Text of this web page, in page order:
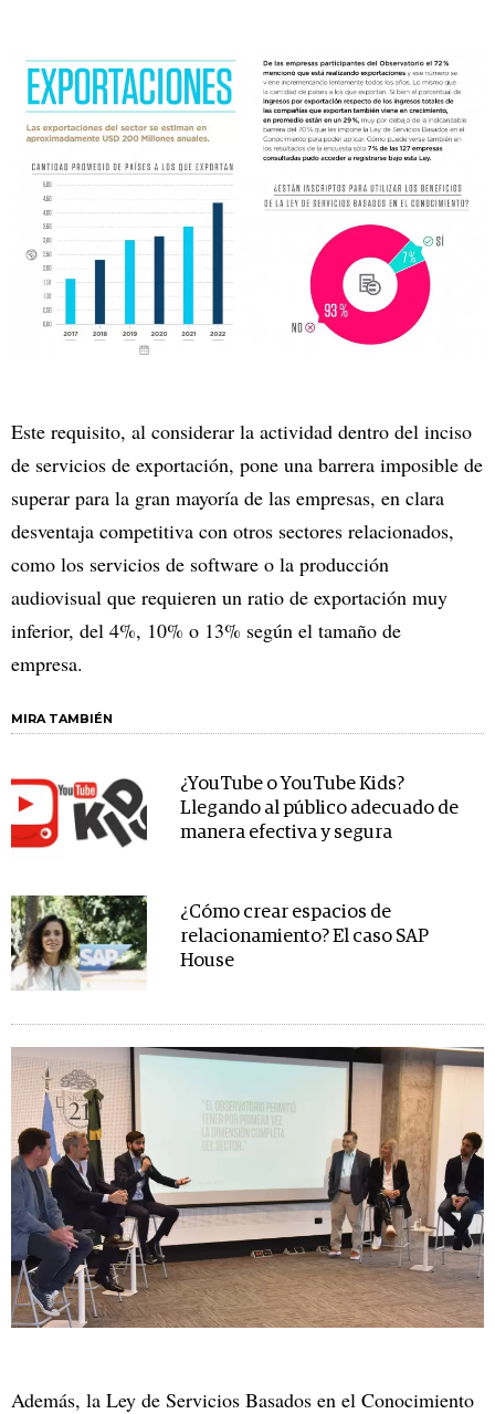
Este requisito, al considerar la actividad dentro del inciso
de servicios de exportación, pone una barrera imposible de
superar para la gran mayoría de las empresas, en clara
desventaja competitiva con otros sectores relacionados,
como los servicios de software o la producción
audiovisual que requieren un ratio de exportación muy
inferior, del 4%, 10% o 13% según el tamaño de
empresa.
MIRA TAMBIÉN
¿YouTube o YouTube Kids?
Llegando al público adecuado de
manera efectiva y segura
¿Cómo crear espacios de
relacionamiento? El caso SAP
House
Además, la Ley de Servicios Basados en el Conocimiento